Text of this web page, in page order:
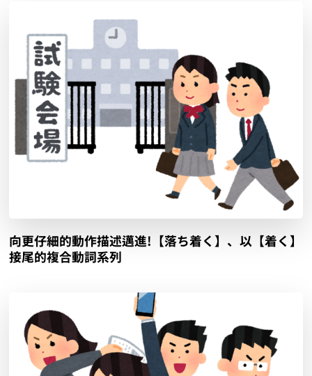
向更仔細的動作描述邁進!【落ち着く】、以【着く】
接尾的複合動詞系列